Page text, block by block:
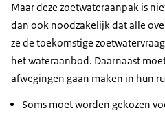
Maar deze zoetwateraanpak is
dan ook noodzakelijk dat alle
ze de toekomstige
het wateraanbod. Daarnaast
afwegingen gaan maken in hun
Soms moet worden gekozen